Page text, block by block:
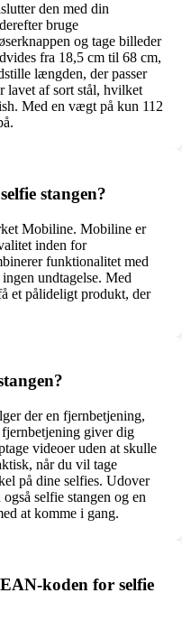
den med din
bruge
og tage billeder
fra 18,5 cm til 68 cm,
længden, der passer
lavet af sort stål, hvilket
Med en vægt på kun 112
stangen?
Mobiline. Mobiline er
inden for
funktionalitet med
undtagelse. Med
et pålideligt produkt, der
der en fjernbetjening,
giver dig
videoer uden at skulle
når du vil tage
på dine selfies. Udover
selfie stangen og en
at komme i gang.
koden for selfie